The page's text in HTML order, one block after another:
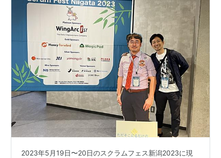
2023年5月19日〜20日のスクラムフェス新潟2023に現